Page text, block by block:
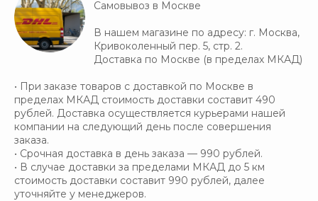
Самовывоз в Москве
В нашем магазине по адресу: г. Москва,
Кривоколенный пер. 5, стр. 2.
Доставка по Москве (в пределах МКАД)
• При заказе товаров с доставкой по Москве в
пределах МКАД стоимость доставки составит 490
рублей. Доставка осуществляется курьерами нашей
компании на следующий день после совершения
заказа.
• Срочная доставка в день заказа — 990 рублей.
• В случае доставки за пределами МКАД до 5 км
стоимость доставки составит 990 рублей, далее
уточняйте у менеджеров.